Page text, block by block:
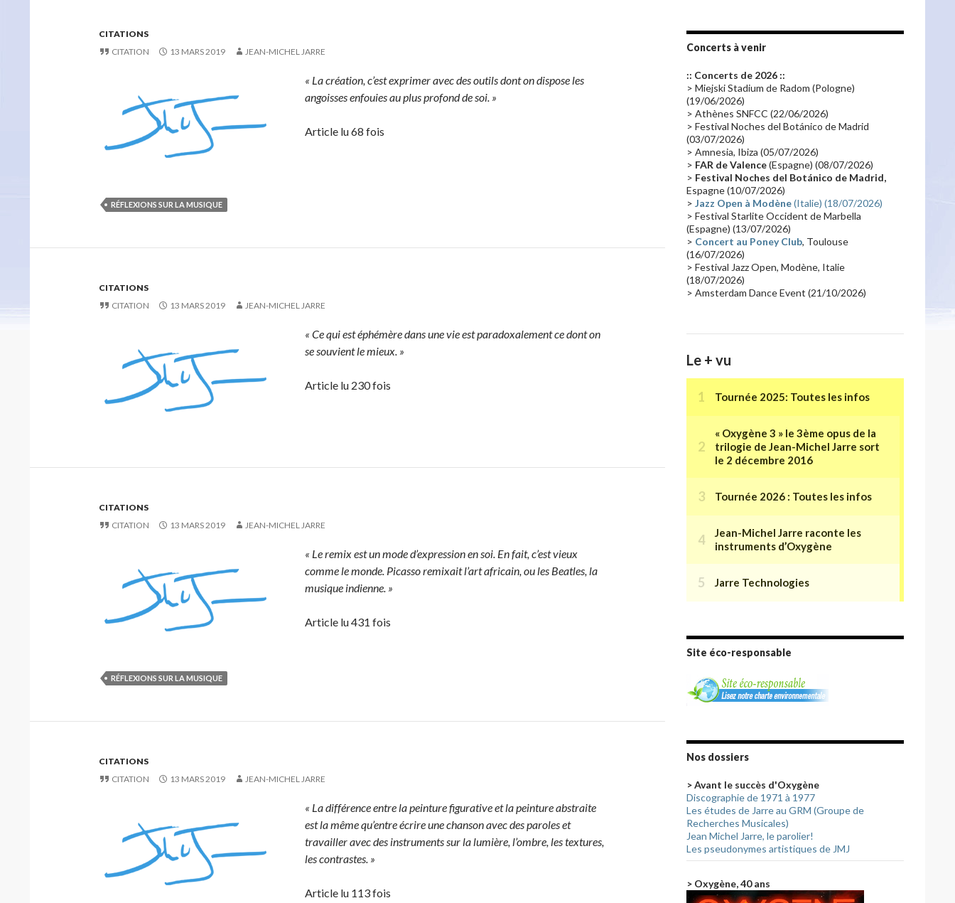
CITATIONS
CITATION
13 MARS 2019 JEAN-MICHEL JARRE
« La création, c’est exprimer avec des outils dont on dispose les
angoisses enfouies au plus profond de soi. »
Article lu 68 fois
RÉFLEXIONS SUR LA MUSIQUE
CITATIONS
CITATION
13 MARS 2019 JEAN-MICHEL JARRE
« Ce qui est éphémère dans une vie est paradoxalement ce dont on
se souvient le mieux. »
Article lu 230 fois
CITATIONS
CITATION
13 MARS 2019 JEAN-MICHEL JARRE
« Le remix est un mode d’expression en soi. En fait, c’est vieux
comme le monde. Picasso remixait l’art africain, ou les Beatles, la
musique indienne. »
Article lu 431 fois
RÉFLEXIONS SUR LA MUSIQUE
CITATIONS
CITATION
13 MARS 2019 JEAN-MICHEL JARRE
« La différence entre la peinture figurative et la peinture abstraite
est la même qu’entre écrire une chanson avec des paroles et
travailler avec des instruments sur la lumière, l’ombre, les textures,
les contrastes. »
Article lu 113 fois
Promo 2019
Emissions 2010 Disques rares
Synthé 70's(20)
Claviériste(19) Groupe de Recherche Musicale
France 2 (18)
Critique(17) Coffret(17) Chronologie(16)
Passages radio(16)
Synthé 80's(16) Les concerts en Chine (16)
Cinéma(16) Houston
Synthé Roland Belgique
Récompense(14) Collaborations 70's(14)
Astronomie(14) France Inter(14)
Concerts à venir
:: Concerts de 2026 ::
> Miejski Stadium de Radom (Pologne)
(19/06/2026)
> Athènes SNFCC (22/06/2026)
> Festival Noches del Botánico de Madrid
(03/07/2026)
> Amnesia, Ibiza (05/07/2026)
> FAR de Valence(Espagne) (08/07/2026)
> Festival Noches del Botánico de Madrid,
Espagne (10/07/2026)
> Jazz Open à Modène(Italie) (18/07/2026)
> Festival Starlite Occident de Marbella
(Espagne) (13/07/2026)
> Concert au Poney Club, Toulouse
(16/07/2026)
> Festival Jazz Open, Modène, Italie
(18/07/2026)
> Amsterdam Dance Event (21/10/2026)
Le + vu
Site éco-responsable
Nos dossiers
> Avant le succès d'Oxygène
Discographie de 1971 à 1977
Les études de Jarre au GRM (Groupe de
Recherches Musicales)
Jean Michel Jarre, le parolier!
Les pseudonymes artistiques de JMJ
> Oxygène, 40 ans